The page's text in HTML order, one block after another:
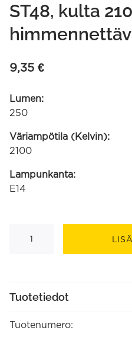
ST48, kulta
9,35 €
Lumen:
250
Väriampötila (Kelvin):
2100
Lampunkanta:
E14
Filament
ST48,
himmennettävä
Tuotetiedot
Tuotenumero: